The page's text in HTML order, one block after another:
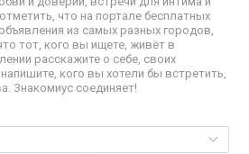
что на портале бесплатных
из самых разных городов,
тот, кого вы ищете, живёт в
расскажите о себе, своих
напишите, кого вы хотели бы встретить,
Знакомиус соединяет!